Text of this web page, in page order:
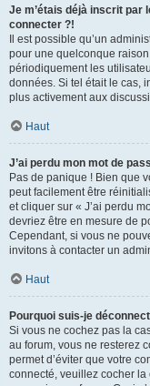
Je m’étais déjà inscrit par
connecter ?!
Il est possible qu’un
pour une quelconque
périodiquement les
données. Si tel était le cas,
plus activement aux
Haut
J’ai perdu mon mot de
Pas de panique ! Bien que
peut facilement être
et cliquer sur « J’ai perdu
devriez être en mesure de
Cependant, si vous ne
invitons à contacter un
Haut
Pourquoi suis-je
Si vous ne cochez pas la
au forum, vous ne resterez
permet d’éviter que votre
connecté, veuillez cocher